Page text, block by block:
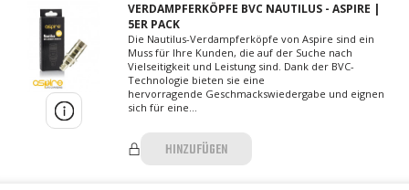
VERDAMPFERKÖPFE BVC NAUTILUS - ASPIRE |
5ER PACK
Die Nautilus-Verdampferköpfe von Aspire sind ein
Muss für Ihre Kunden, die auf der Suche nach
Vielseitigkeit und Leistung sind. Dank der BVC-
Technologie bieten sie eine
hervorragende Geschmackswiedergabe und eignen
sich für eine...
HINZUFÜGEN